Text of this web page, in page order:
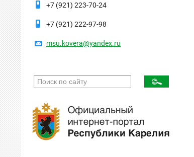
+7 (921) 223-70-24
+7 (921) 222-97-98
msu.kovera@yandex.ru